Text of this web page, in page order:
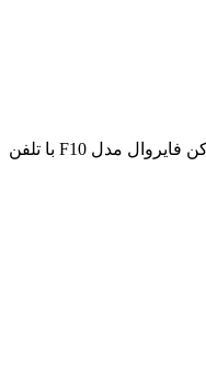
دزدگیر اماکن فایروال مدل F10 با تلفن